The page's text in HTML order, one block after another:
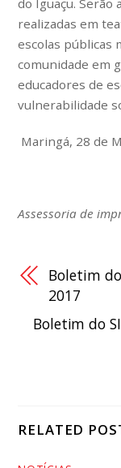
do Iguaçu. Serão
realizadas em
escolas públicas
comunidade em
educadores de
vulnerabilidade
Maringá, 28 de
Assessoria de
Boletim do
2017
Boletim do
RELATED